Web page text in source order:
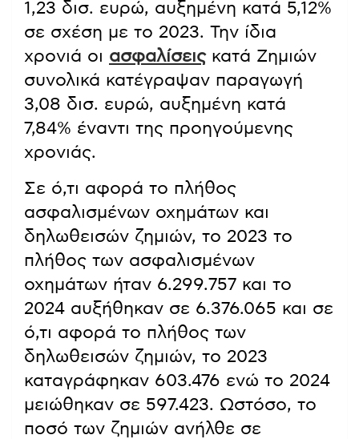
1,23 δισ. ευρώ, αυξημένη κατά 5,12%
σε σχέση με το 2023. Την ίδια
χρονιά οι ασφαλίσειςκατά Ζημιών
συνολικά κατέγραψαν παραγωγή
3,08 δισ. ευρώ, αυξημένη κατά
7,84% έναντι της προηγούμενης
χρονιάς.
Σε ό,τι αφορά το πλήθος
ασφαλισμένων οχημάτων και
δηλωθεισών ζημιών, το 2023 το
πλήθος των ασφαλισμένων
οχημάτων ήταν 6.299.757 και το
2024 αυξήθηκαν σε 6.376.065 και σε
ό,τι αφορά το πλήθος των
δηλωθεισών ζημιών, το 2023
καταγράφηκαν 603.476 ενώ το 2024
μειώθηκαν σε 597.423. Ωστόσο, το
ποσό των ζημιών ανήλθε σε